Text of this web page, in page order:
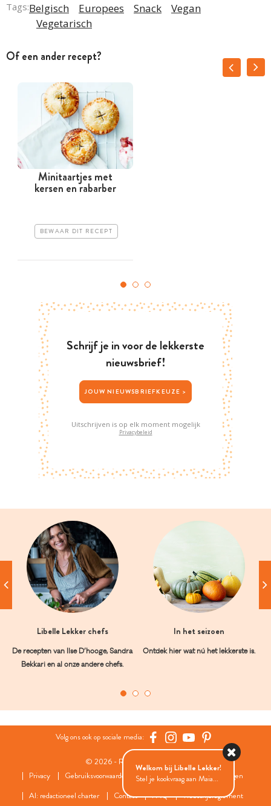
Tags:Belgisch Europees Snack
Vegan
Vegetarisch
Of een ander recept?
Minitaartjes met
kersen en rabarber
BEWAAR DIT RECEPT
Schrijf je in voor de lekkerste
nieuwsbrief!
JOUW NIEUWSBRIEFKEUZE >
Uitschrijven is op elk moment mogelijk
Privacybeleid
Libelle Lekker chefs
De recepten van Ilse D’hooge, Sandra
Bekkari en al onze andere chefs.
In het seizoen
Ontdek hier wat nú het lekkerste is.
Volg ons ook op sociale media:
© 2026 - Roularta Media Group
Privacy
Gebruiksvoorwaarden Cookies
Cookies instellingen
AI: redactioneel charter
Contact FAQ Wedstrijdreglement
Welkom bij Libelle Lekker!
Stel je kookvraag aan Maia...